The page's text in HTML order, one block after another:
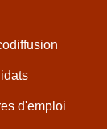
d'emploi